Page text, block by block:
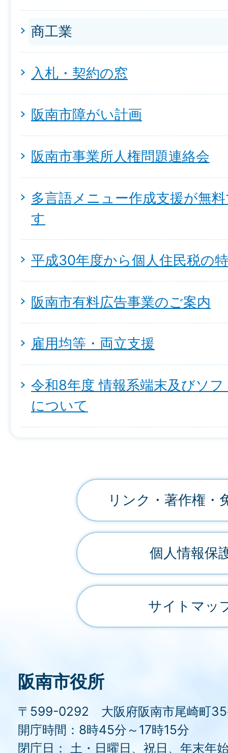
商工業
入札・契約の窓
阪南市障がい計画
阪南市事業所人権問題連絡会
多言語メニュー作成支援が無
す
平成30年度から個人住民税の
阪南市有料広告事業のご案内
雇用均等・両立支援
令和8年度 情報系端末及びソ
について
リンク・著作権・
個人情報保
サイトマッ
阪南市役所
〒599-0292 大阪府阪南市尾崎町35
開庁時間：8時45分～17時15分
閉庁日： 土・日曜日、祝日、年末年